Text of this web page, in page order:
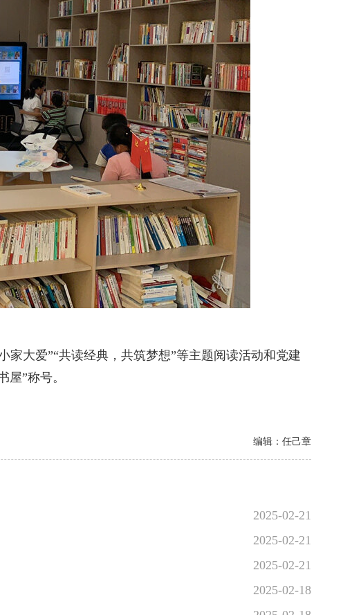
大爱”“共读经典，共筑梦想”等主题阅读活动和党建
”称号。
编辑：任己章
2025-02-21
2025-02-21
2025-02-21
2025-02-18